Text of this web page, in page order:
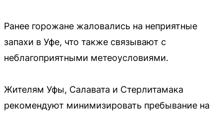
Ранее горожане жаловались на неприятные
запахи в Уфе, что также связывают с
неблагоприятными метеоусловиями.
Жителям Уфы, Салавата и Стерлитамака
рекомендуют минимизировать пребывание на